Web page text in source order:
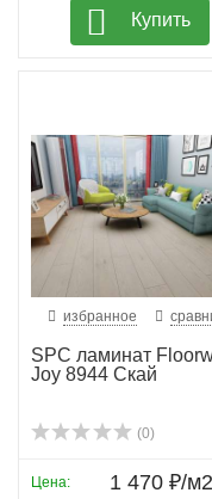
Купить
избранное
SPC ламинат
Joy 8944 Скай
(0)
Цена: 1 470 ₽/м2